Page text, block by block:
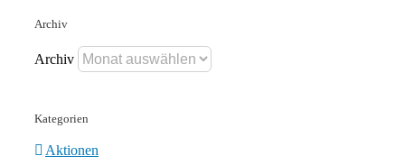
Archiv
Archiv
Kategorien
Aktionen